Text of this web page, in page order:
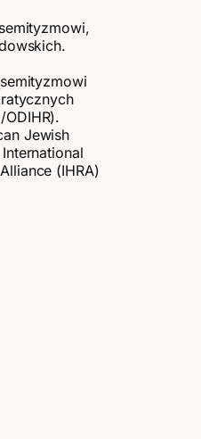
ODIHR).
Jewish
(IHRA)